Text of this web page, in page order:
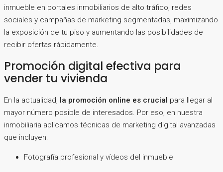
inmueble en portales inmobiliarios de alto tráfico, redes
sociales y campañas de marketing segmentadas, maximizando
la exposición de tu piso y aumentando las posibilidades de
recibir ofertas rápidamente.
Promoción digital efectiva para
vender tu vivienda
En la actualidad, la promoción online es crucial para llegar al
mayor número posible de interesados. Por eso, en nuestra
inmobiliaria aplicamos técnicas de marketing digital avanzadas
que incluyen:
Fotografía profesional y vídeos del inmueble